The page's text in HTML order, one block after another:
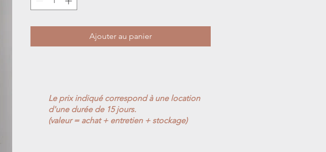
Ajouter au panier
Le prix indiqué correspond à une location
d'une durée de 15 jours.
(valeur = achat + entretien + stockage)